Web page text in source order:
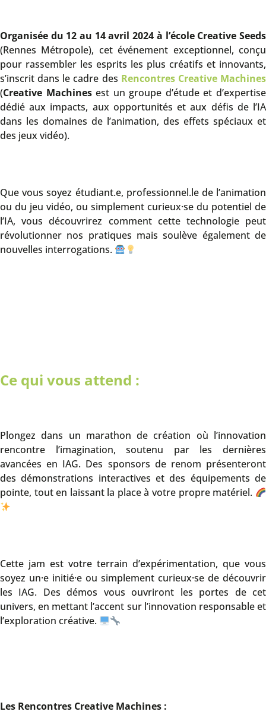
Organisée du 12 au 14 avril 2024 à l’école Creative Seeds
(Rennes Métropole), cet événement exceptionnel, conçu
pour rassembler les esprits les plus créatifs et innovants,
s’inscrit dans le cadre des Rencontres Creative Machines
(Creative Machinesest un groupe d’étude et d’expertise
dédié aux impacts, aux opportunités et aux défis de l’IA
dans les domaines de l’animation, des effets spéciaux et
des jeux vidéo).
Que vous soyez étudiant.e, professionnel.le de l’animation
ou du jeu vidéo, ou simplement curieux·se du potentiel de
l’IA, vous découvrirez comment cette technologie peut
révolutionner nos pratiques mais soulève également de
nouvelles interrogations.
Ce qui vous attend :
Plongez dans un marathon de création où l’innovation
rencontre l’imagination, soutenu par les dernières
avancées en IAG. Des sponsors de renom présenteront
des démonstrations interactives et des équipements de
pointe, tout en laissant la place à votre propre matériel.
Cette jam est votre terrain d’expérimentation, que vous
soyez un·e initié·e ou simplement curieux·se de découvrir
les IAG. Des démos vous ouvriront les portes de cet
univers, en mettant l’accent sur l’innovation responsable et
l’exploration créative.
Les Rencontres Creative Machines :